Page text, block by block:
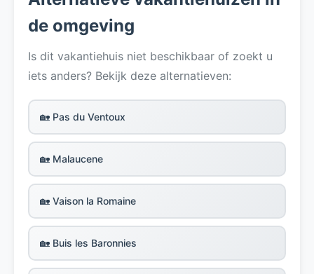
de omgeving
Is dit vakantiehuis niet beschikbaar of zoekt u
iets anders? Bekijk deze alternatieven:
🏡 Pas du Ventoux
🏡 Malaucene
🏡 Vaison la Romaine
🏡 Buis les Baronnies